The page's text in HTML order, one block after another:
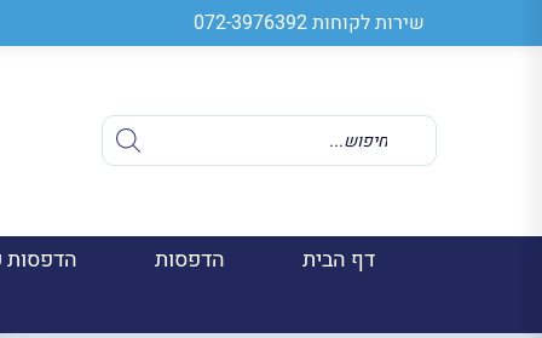
שירות לקוחות072-3976392
Products
search
דף הבית הדפסות הדפסות